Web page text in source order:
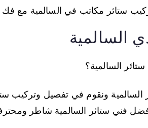
ستائر مكاتب في السالمية مع فك
السالمية
السالمية؟
ونقوم في تفصيل وتركيب
فني ستائر السالمية شاطر